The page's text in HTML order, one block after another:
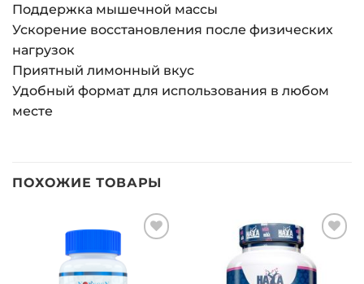
Поддержка мышечной массы
Ускорение восстановления после физических
нагрузок
Приятный лимонный вкус
Удобный формат для использования в любом
месте
ПОХОЖИЕ ТОВАРЫ
Добавить
в список
желаний
Добавить
в список
желаний